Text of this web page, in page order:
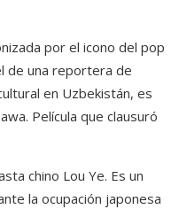
por el icono del pop
de una reportera de
en Uzbekistán, es
Película que clausuró
chino Lou Ye. Es un
la ocupación japonesa